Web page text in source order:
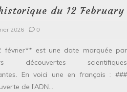
du 12 February
2026 0
février** est une date marquée par
découvertes scientifiques
En voici une en français : ###
de l’ADN...